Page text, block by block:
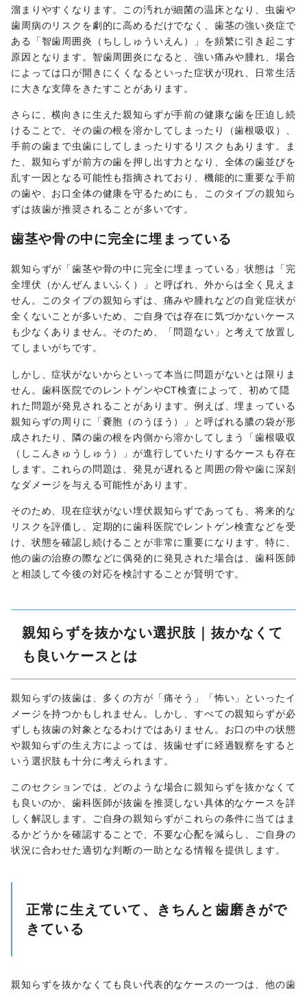
溜まりやすくなります。この汚れが細菌の温床となり、虫歯や
歯周病のリスクを劇的に高めるだけでなく、歯茎の強い炎症で
ある「智歯周囲炎（ちししゅういえん）」を頻繁に引き起こす
原因となります。智歯周囲炎になると、強い痛みや腫れ、場合
によっては口が開きにくくなるといった症状が現れ、日常生活
に大きな支障をきたすことがあります。
さらに、横向きに生えた親知らずが手前の健康な歯を圧迫し続
けることで、その歯の根を溶かしてしまったり（歯根吸収）、
手前の歯まで虫歯にしてしまったりするリスクもあります。ま
た、親知らずが前方の歯を押し出す力となり、全体の歯並びを
乱す一因となる可能性も指摘されており、機能的に重要な手前
の歯や、お口全体の健康を守るためにも、このタイプの親知ら
ずは抜歯が推奨されることが多いです。
歯茎や骨の中に完全に埋まっている
親知らずが「歯茎や骨の中に完全に埋まっている」状態は「完
全埋伏（かんぜんまいふく）」と呼ばれ、外からは全く見えま
せん。このタイプの親知らずは、痛みや腫れなどの自覚症状が
全くないことが多いため、ご自身では存在に気づかないケース
も少なくありません。そのため、「問題ない」と考えて放置し
てしまいがちです。
しかし、症状がないからといって本当に問題がないとは限りま
せん。歯科医院でのレントゲンやCT検査によって、初めて隠
れた問題が発見されることがあります。例えば、埋まっている
親知らずの周りに「嚢胞（のうほう）」と呼ばれる膿の袋が形
成されたり、隣の歯の根を内側から溶かしてしまう「歯根吸収
（しこんきゅうしゅう）」が進行していたりするケースも存在
します。これらの問題は、発見が遅れると周囲の骨や歯に深刻
なダメージを与える可能性があります。
そのため、現在症状がない埋伏親知らずであっても、将来的な
リスクを評価し、定期的に歯科医院でレントゲン検査などを受
け、状態を確認し続けることが非常に重要になります。特に、
他の歯の治療の際などに偶発的に発見された場合は、歯科医師
と相談して今後の対応を検討することが賢明です。
親知らずを抜かない選択肢｜抜かなくて
も良いケースとは
親知らずの抜歯は、多くの方が「痛そう」「怖い」といったイ
メージを持つかもしれません。しかし、すべての親知らずが必
ずしも抜歯の対象となるわけではありません。お口の中の状態
や親知らずの生え方によっては、抜歯せずに経過観察をすると
いう選択肢も十分に考えられます。
このセクションでは、どのような場合に親知らずを抜かなくて
も良いのか、歯科医師が抜歯を推奨しない具体的なケースを詳
しく解説します。ご自身の親知らずがこれらの条件に当てはま
るかどうかを確認することで、不要な心配を減らし、ご自身の
状況に合わせた適切な判断の一助となる情報を提供します。
正常に生えていて、きちんと歯磨きがで
きている
親知らずを抜かなくても良い代表的なケースの一つは、他の歯